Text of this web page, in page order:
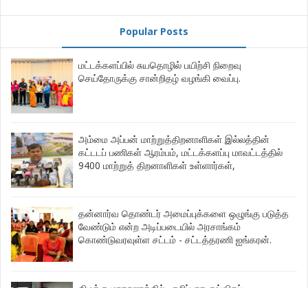
Popular Posts
மட்டக்களப்பில் சுயதொழில் பயிற்சி நிறைவு
செய்தோருக்கு சான்றிதழ் வழங்கி வைப்பு.
அம்மை அப்பன் மாற்றுத்திறனாளிகள் இல்லத்தின்
கட்டடப் பணிகள் ஆரம்பம், மட்டக்களப்பு மாவட்டத்தில்
9400 மாற்றுத் திறனாளிகள் உள்ளார்கள்,
தன்னார்வ தொண்டர் அமைப்புக்களை ஒழுங்கு படுத்த
வேண்டும் என்ற அடிப்படையில் அரசாங்கம்
கொண்டுவரவுள்ள சட்டம் - சட்டத்தரணி ஐங்கரன்.